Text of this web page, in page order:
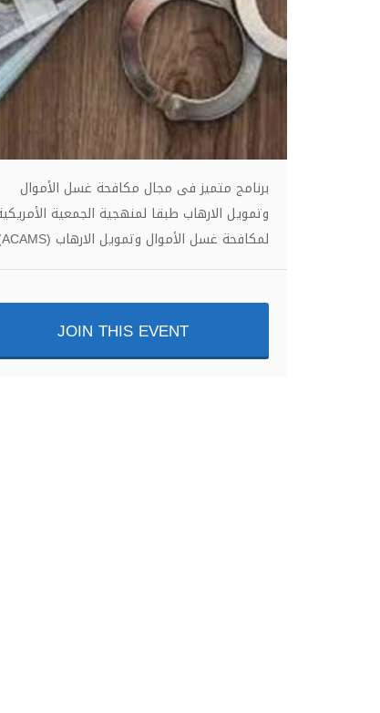
برنامج متميز فى مجال مكافحة غسل الأموال
وتمويل الارهاب طبقا لمنهجية الجمعية
لمكافحة غسل الأموال وتمويل الارهاب (ACAMS)
JOIN THIS EVENT